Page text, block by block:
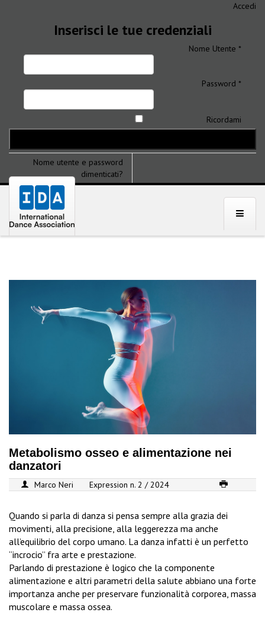
Accedi
Inserisci le tue credenziali
Nome Utente *
Password *
Ricordami
Nome utente e password
dimenticati?
Metabolismo osseo e alimentazione nei
danzatori
Marco Neri Expression n. 2 / 2024
Quando si parla di danza si pensa sempre alla grazia dei
movimenti, alla precisione, alla leggerezza ma anche
all’equilibrio del corpo umano. La danza infatti è un perfetto
“incrocio” fra arte e prestazione.
Parlando di prestazione è logico che la componente
alimentazione e altri parametri della salute abbiano una forte
importanza anche per preservare funzionalità corporea, massa
muscolare e massa ossea.